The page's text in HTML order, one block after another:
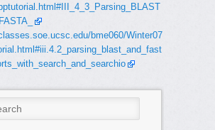
bme060/Winter07